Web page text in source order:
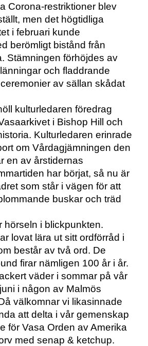
Corona-restriktioner blev
men det högtidliga
i februari kunde
berömligt bistånd från
Stämningen förhöjdes av
och fladdrande
av sällan skådat
kulturledaren föredrag
i Bishop Hill och
Kulturledaren erinrade
om Vårdagjämningen den
en av årstidernas
har börjat, så nu är
som står i vägen för att
buskar och träd
hörseln i blickpunkten.
lovat lära ut sitt ordförråd i
består av två ord. De
firar nämligen 100 år i år.
väder i sommar på vår
i någon av Malmös
välkomnar vi likasinnade
att delta i vår gemenskap
för Vasa Orden av Amerika
med senap & ketchup.